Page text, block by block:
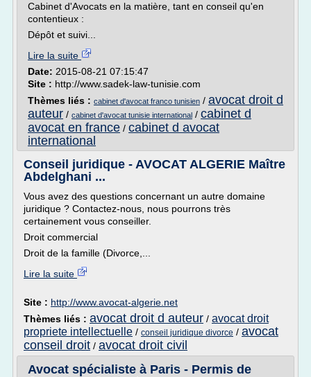
Cabinet d'Avocats en la matière, tant en conseil qu'en
contentieux :
Dépôt et suivi...
Lire la suite
Date: 2015-08-21 07:15:47
Site : http://www.sadek-law-tunisie.com
Thèmes liés : cabinet d'avocat franco tunisien / avocat droit d
auteur / cabinet d'avocat tunisie international / cabinet d
avocat en france / cabinet d avocat
international
Conseil juridique - AVOCAT ALGERIE Maître
Abdelghani ...
Vous avez des questions concernant un autre domaine
juridique ? Contactez-nous, nous pourrons très
certainement vous conseiller.
Droit commercial
Droit de la famille (Divorce,...
Lire la suite
Site : http://www.avocat-algerie.net
Thèmes liés : avocat droit d auteur / avocat droit
propriete intellectuelle / conseil juridique divorce / avocat
conseil droit / avocat droit civil
Avocat spécialiste à Paris - Permis de